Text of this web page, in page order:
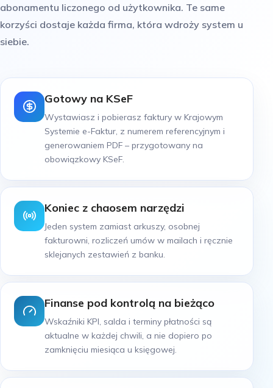
abonamentu liczonego od użytkownika. Te same
korzyści dostaje każda firma, która wdroży system u
siebie.
Gotowy na KSeF
Wystawiasz i pobierasz faktury w Krajowym
Systemie e-Faktur, z numerem referencyjnym i
generowaniem PDF – przygotowany na
obowiązkowy KSeF.
Koniec z chaosem narzędzi
Jeden system zamiast arkuszy, osobnej
fakturowni, rozliczeń umów w mailach i ręcznie
sklejanych zestawień z banku.
Finanse pod kontrolą na bieżąco
Wskaźniki KPI, salda i terminy płatności są
aktualne w każdej chwili, a nie dopiero po
zamknięciu miesiąca u księgowej.